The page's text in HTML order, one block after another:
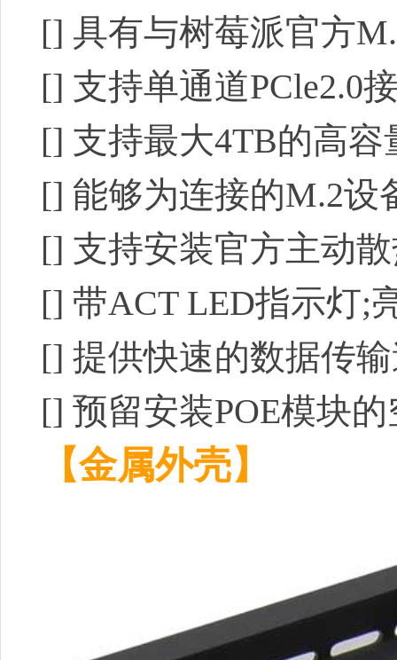
[] 具有与树莓派官方
[] 支持单通道PCle2.0
[] 支持最大4TB的高
[] 能够为连接的M.2设
[] 支持安装官方主动
[] 带ACT LED指示灯;
[] 提供快速的数据传输
[] 预留安装POE模块
【金属外壳】